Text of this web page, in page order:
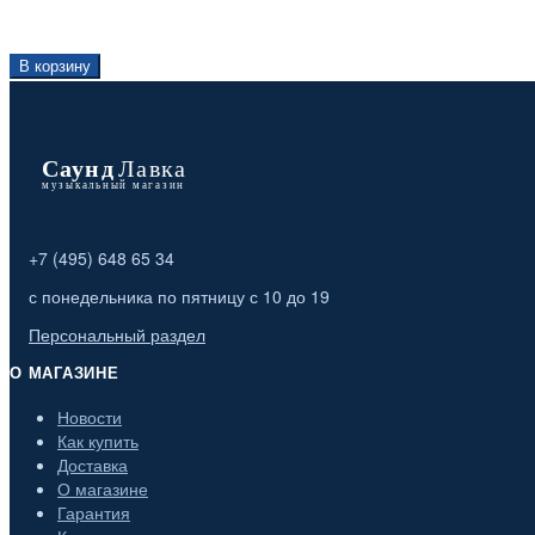
В корзину
+7 (495) 648 65 34
с понедельника по пятницу с 10 до 19
Персональный раздел
О МАГАЗИНЕ
Новости
Как купить
Доставка
О магазине
Гарантия